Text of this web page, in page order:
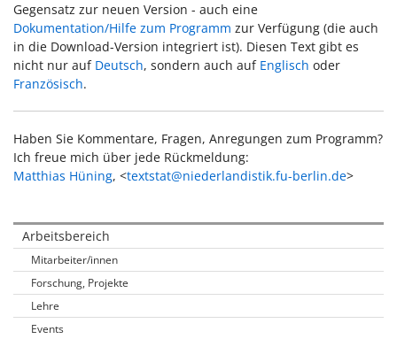
Gegensatz zur neuen Version - auch eine
Dokumentation/Hilfe zum Programm zur Verfügung (die auch
in die Download-Version integriert ist). Diesen Text gibt es
nicht nur auf Deutsch, sondern auch auf Englisch oder
Französisch.
Haben Sie Kommentare, Fragen, Anregungen zum Programm?
Ich freue mich über jede Rückmeldung:
Matthias Hüning, <textstat@niederlandistik.fu-berlin.de>
Arbeitsbereich
Mitarbeiter/innen
Forschung, Projekte
Lehre
Events